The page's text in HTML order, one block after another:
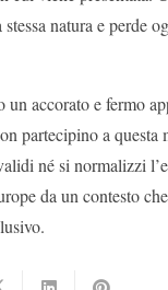
natura e perde
un accorato e fermo
partecipino a questa
né si normalizzi
da un contesto